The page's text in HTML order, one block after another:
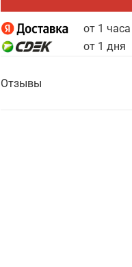
от 1 часа
от 1 дня
Отзывы